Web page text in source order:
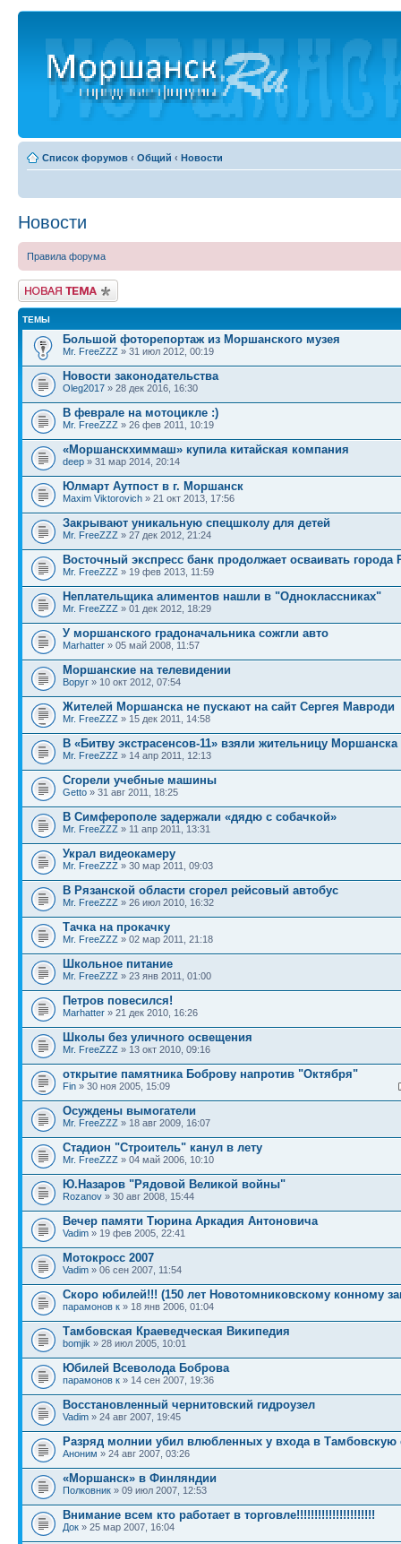
Список форумов ‹ Общий ‹ Новости
Новости
Правила форума
Новая тема
ТЕМЫ
Большой фоторепортаж из Моршанского музея
Mr. FreeZZZ » 31 июл 2012, 00:19
Новости законодательства
Oleg2017 » 28 дек 2016, 16:30
В феврале на мотоцикле :)
Mr. FreeZZZ » 26 фев 2011, 10:19
«Моршанскхиммаш» купила китайская компания
deep » 31 мар 2014, 20:14
Юлмарт Аутпост в г. Моршанск
Maxim Viktorovich » 21 окт 2013, 17:56
Закрывают уникальную спецшколу для детей
Mr. FreeZZZ » 27 дек 2012, 21:24
Восточный экспресс банк продолжает осваивать города
Mr. FreeZZZ » 19 фев 2013, 11:59
Неплательщика алиментов нашли в "Одноклассниках"
Mr. FreeZZZ » 01 дек 2012, 18:29
У моршанского градоначальника сожгли авто
Marhatter » 05 май 2008, 11:57
Моршанские на телевидении
Воруг » 10 окт 2012, 07:54
Жителей Моршанска не пускают на сайт Сергея Мавроди
Mr. FreeZZZ » 15 дек 2011, 14:58
В «Битву экстрасенсов-11» взяли жительницу Моршанска
Mr. FreeZZZ » 14 апр 2011, 12:13
Сгорели учебные машины
Getto » 31 авг 2011, 18:25
В Симферополе задержали «дядю с собачкой»
Mr. FreeZZZ » 11 апр 2011, 13:31
Украл видеокамеру
Mr. FreeZZZ » 30 мар 2011, 09:03
В Рязанской области сгорел рейсовый автобус
Mr. FreeZZZ » 26 июл 2010, 16:32
Тачка на прокачку
Mr. FreeZZZ » 02 мар 2011, 21:18
Школьное питание
Mr. FreeZZZ » 23 янв 2011, 01:00
Петров повесился!
Marhatter » 21 дек 2010, 16:26
Школы без уличного освещения
Mr. FreeZZZ » 13 окт 2010, 09:16
открытие памятника Боброву напротив "Октября"
Fin » 30 ноя 2005, 15:09
Осуждены вымогатели
Mr. FreeZZZ » 18 авг 2009, 16:07
Стадион "Строитель" канул в лету
Mr. FreeZZZ » 04 май 2006, 10:10
Ю.Назаров "Рядовой Великой войны"
Rozanov » 30 авг 2008, 15:44
Вечер памяти Тюрина Аркадия Антоновича
Vadim » 19 фев 2005, 22:41
Мотокросс 2007
Vadim » 06 сен 2007, 11:54
Скоро юбилей!!! (150 лет Новотомниковскому конному
парамонов к » 18 янв 2006, 01:04
Тамбовская Краеведческая Википедия
bomjik » 28 июл 2005, 10:01
Юбилей Всеволода Боброва
парамонов к » 14 сен 2007, 19:36
Восстановленный чернитовский гидроузел
Vadim » 24 авг 2007, 19:45
Разряд молнии убил влюбленных у входа в Тамбовскую
Аноним » 24 авг 2007, 03:26
«Моршанск» в Финляндии
Полковник » 09 июл 2007, 12:53
Внимание всем кто работает в торговле!!!!!!!!!!!!!!!!!!!!!!
Док » 25 мар 2007, 16:04